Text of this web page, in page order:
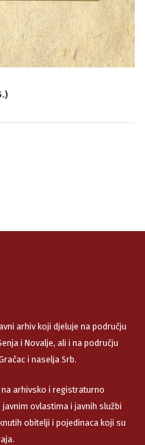
arhiv koji djeluje na području
i Novalje, ali i na području
i naselja Srb.
arhivsko i registraturno
ovlastima i javnih službi
obitelji i pojedinaca koji su